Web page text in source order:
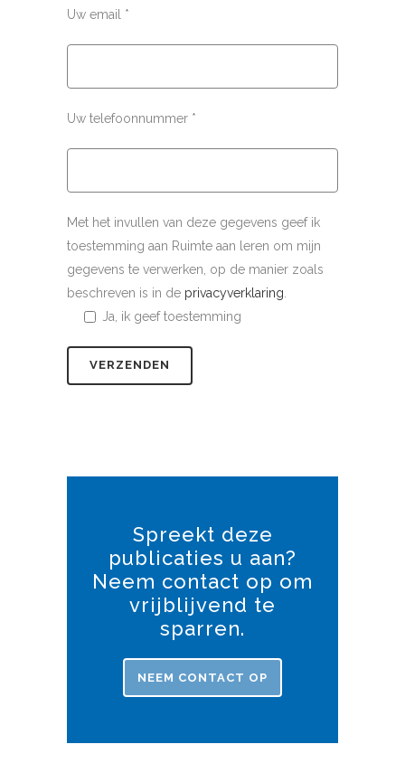
Uw email *
Uw telefoonnummer *
Met het invullen van deze gegevens geef ik
toestemming aan Ruimte aan leren om mijn
gegevens te verwerken, op de manier zoals
beschreven is in de privacyverklaring
Ja, ik geef toestemming
Spreekt deze
publicaties u aan?
Neem contact op om
vrijblijvend te
sparren.
NEEM CONTACT OP